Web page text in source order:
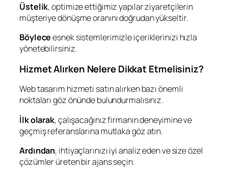
Üstelik, optimize ettiğimiz yapılar ziyaretçilerin
müşteriye dönüşme oranını doğrudan yükseltir.
Böyleceesnek sistemlerimizle içeriklerinizi hızla
yönetebilirsiniz.
Hizmet Alırken Nelere Dikkat Etmelisiniz?
Web tasarım hizmeti satın alırken bazı önemli
noktaları göz önünde bulundurmalısınız.
İlk olarak, çalışacağınız firmanın deneyimine ve
geçmiş referanslarına mutlaka göz atın.
Ardından, ihtiyaçlarınızı iyi analiz eden ve size özel
çözümler üreten bir ajans seçin.